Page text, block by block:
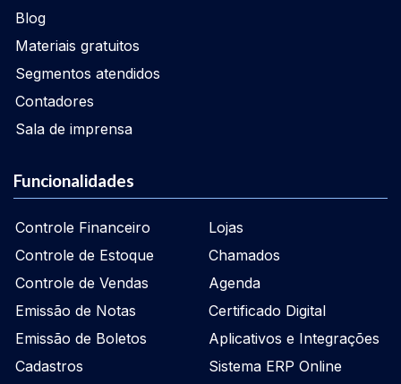
Blog
Materiais gratuitos
Segmentos atendidos
Contadores
Sala de imprensa
Funcionalidades
Controle Financeiro
Controle de Estoque
Controle de Vendas
Emissão de Notas
Emissão de Boletos
Cadastros
Lojas
Chamados
Agenda
Certificado Digital
Aplicativos e Integrações
Sistema ERP Online